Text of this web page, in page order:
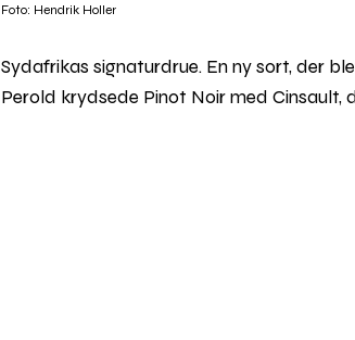
Foto: Hendrik Holler
Sydafrikas signaturdrue. En ny sort, der
Perold krydsede Pinot Noir med